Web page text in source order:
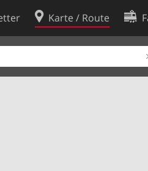
Karte / Route